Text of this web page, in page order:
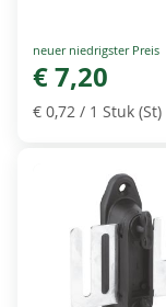
Special
Price
€ 7,20
€ 0,72 / 1 Stuk (St)